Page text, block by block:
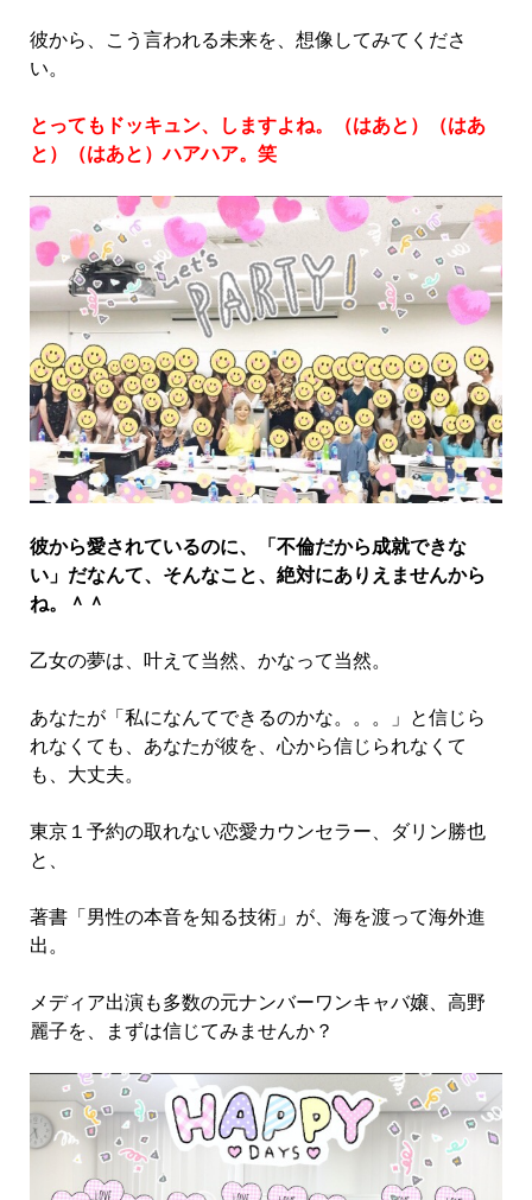
彼から、こう言われる未来を、想像してみてくださ
い。
とってもドッキュン、しますよね。（はあと）（はあ
と）（はあと）ハアハア。笑
彼から愛されているのに、「不倫だから成就できな
い」だなんて、そんなこと、絶対にありえませんから
ね。＾＾
乙女の夢は、叶えて当然、かなって当然。
あなたが「私になんてできるのかな。。。」と信じら
れなくても、あなたが彼を、心から信じられなくて
も、大丈夫。
東京１予約の取れない恋愛カウンセラー、ダリン勝也
と、
著書「男性の本音を知る技術」が、海を渡って海外進
出。
メディア出演も多数の元ナンバーワンキャバ嬢、高野
麗子を、まずは信じてみませんか？